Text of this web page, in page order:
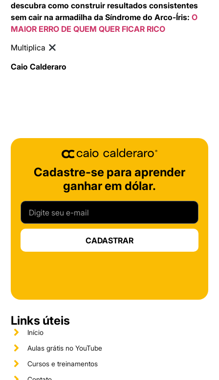
descubra como construir resultados consistentes
sem cair na armadilha da Síndrome do Arco-Íris:O
MAIOR ERRO DE QUEM QUER FICAR RICO
Multiplica
Caio Calderaro
Cadastre-se para aprender
ganhar em dólar.
CADASTRAR
Links úteis
Início
Aulas grátis no YouTube
Cursos e treinamentos